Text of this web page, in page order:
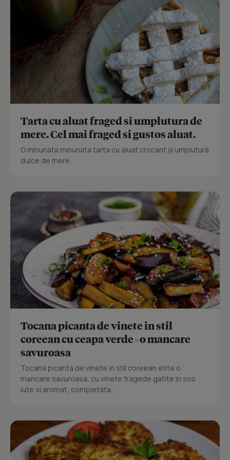
Tarta cu aluat fraged si umplutura de
mere. Cel mai fraged si gustos aluat.
O minunata minunata tarta cu aluat crocant și umplutură
dulce de mere.
Tocana picanta de vinete in stil
coreean cu ceapa verde - o mancare
savuroasa
Tocana picanta de vinete in stil coreean este o
mancare savuroasa, cu vinete fragede gatite in sos
iute si aromat, completata...